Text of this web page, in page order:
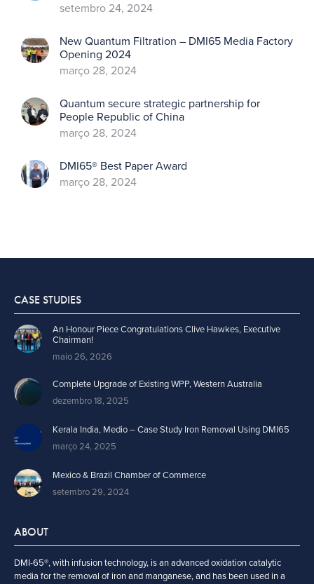
setembro 24, 2024
New Quantum Filtration – DMI65 Media Factory
Opening 2024
março 28, 2024
Quantum secure strategic partnership for
People Republic of China
março 28, 2024
DMI65® Best Paper Award
março 28, 2024
CASE STUDIES
An Honour Piece Congratulations Clive Hawkes, Executive
Chairman!
maio 26, 2026
Complete Upgrade of Existing WPP, Western Australia
dezembro 18, 2025
Kerala India, Medio – Case Study Iron Removal Using DMI65
março 24, 2025
Mexico & Brazil Chamber of Commerce
setembro 29, 2024
ABOUT
DMI-65®, with infusion technology, is an advanced oxidation catalytic
media for the removal of iron and manganese, and has been used in a